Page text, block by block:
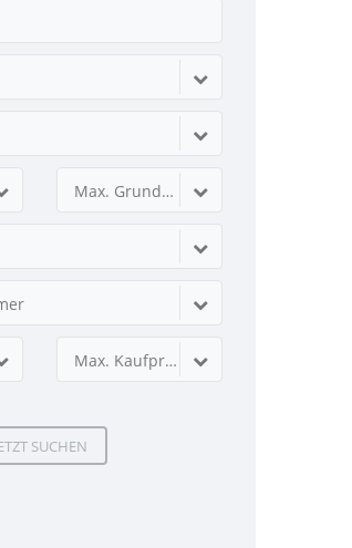
Max. Grundstücksfläche
Max. Kaufpreis
SUCHEN